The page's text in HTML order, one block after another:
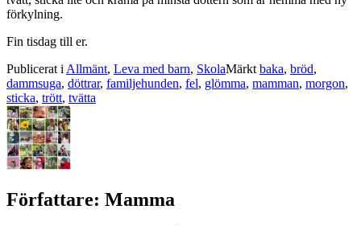
förkylning.
Fin tisdag till er.
Publicerat i Allmänt, Leva med barn, SkolaMärkt baka, bröd,
dammsuga, döttrar, familjehunden, fel, glömma, mamman, morgon,
sticka, trött, tvätta
Författare: Mamma